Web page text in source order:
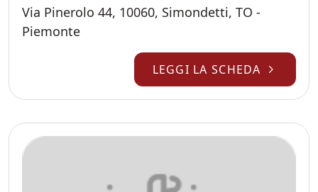
Via Pinerolo 44, 10060, Simondetti, TO -
Piemonte
LEGGI LA SCHEDA